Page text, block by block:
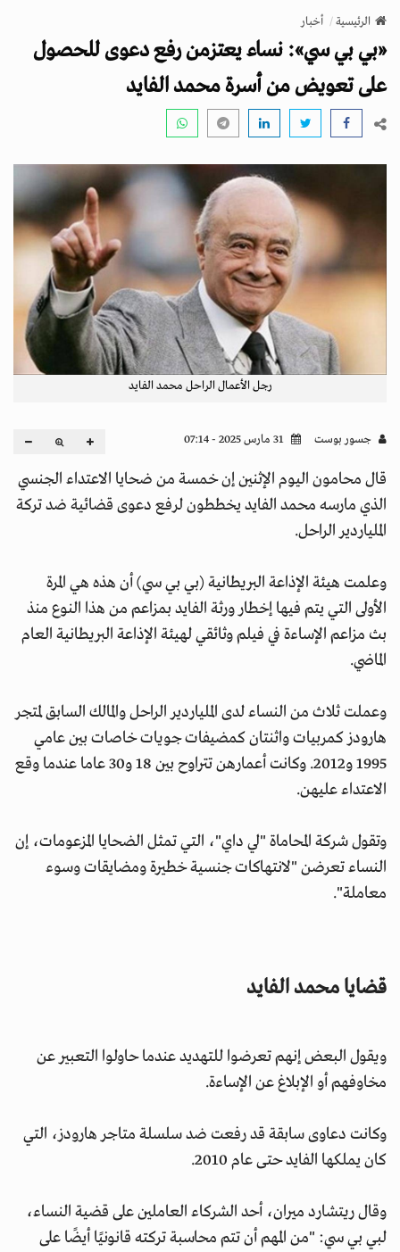
v
g
t
n
الرئيسية أخبار
«بي بي سي»: نساء يعتزمن رفع دعوى للحصول
على تعويض من أسرة محمد الفايد
رجل الأعمال الراحل محمد الفايد
جسور بوست
قال محامون اليوم الإثنين إن خمسة من ضحايا الاعتداء الجنسي
الذي مارسه محمد الفايد يخططون لرفع دعوى قضائية ضد تركة
الملياردير الراحل.
وعلمت هيئة الإذاعة البريطانية (بي بي سي) أن هذه هي المرة
الأولى التي يتم فيها إخطار ورثة الفايد بمزاعم من هذا النوع منذ
بث مزاعم الإساءة في فيلم وثائقي لهيئة الإذاعة البريطانية العام
الماضي.
وعملت ثلاث من النساء لدى الملياردير الراحل والمالك السابق لمتجر
هارودز كمربيات واثنتان كمضيفات جويات خاصات بين عامي
1995 و2012. وكانت أعمارهن تتراوح بين 18 و30 عاما عندما وقع
الاعتداء عليهن.
وتقول شركة المحاماة "لي داي"، التي تمثل الضحايا المزعومات، إن
النساء تعرضن "لانتهاكات جنسية خطيرة ومضايقات وسوء
معاملة".
قضايا محمد الفايد
ويقول البعض إنهم تعرضوا للتهديد عندما حاولوا التعبير عن
مخاوفهم أو الإبلاغ عن الإساءة.
وكانت دعاوى سابقة قد رفعت ضد سلسلة متاجر هارودز، التي
كان يملكها الفايد حتى عام 2010.
وقال ريتشارد ميران، أحد الشركاء العاملين على قضية النساء،
لبي بي سي: "من المهم أن تتم محاسبة تركته قانونيًا أيضًا على